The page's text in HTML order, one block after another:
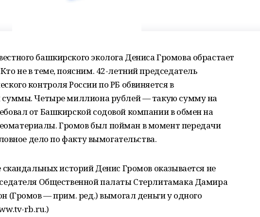
башкирского эколога Дениса Громова обрастает
не в теме, поясним. 42-летний председатель
контроля России по РБ обвиняется в
суммы. Четыре миллиона рублей — такую сумму на
от Башкирской содовой компании в обмен на
Громов был пойман в момент передачи
дело по факту вымогательства.
скандальных историй Денис Громов оказывается не
Общественной палаты Стерлитамака Дамира
(Громов — прим. ред.) вымогал деньги у одного
rb.ru.)